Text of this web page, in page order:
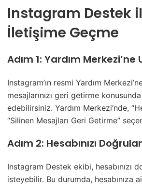
Instagram Destek
İletişime Geçme
Adım 1: Yardım Merkezi’ne
Instagram’ın resmi Yardım
mesajlarınızı geri getirme
edebilirsiniz. Yardım Merkezi’nde,
“Silinen Mesajları Geri Getirme”
Adım 2: Hesabınızı
Instagram Destek ekibi, hesabınızı
isteyebilir. Bu durumda, hesabınıza